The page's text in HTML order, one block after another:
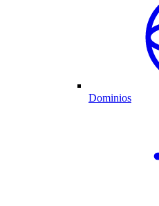
Dominios